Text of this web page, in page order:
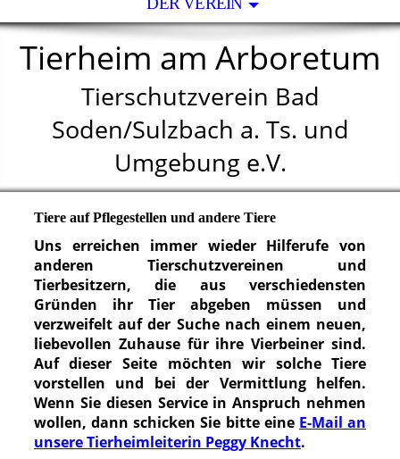
Tierheim am Arboretum
Tierschutzverein Bad
Soden/Sulzbach a. Ts. und
Umgebung e.V.
Tiere auf Pflegestellen und andere Tiere
Uns erreichen immer wieder Hilferufe von
anderen Tierschutzvereinen und
Tierbesitzern, die aus verschiedensten
Gründen ihr Tier abgeben müssen und
verzweifelt auf der Suche nach einem neuen,
liebevollen Zuhause für ihre Vierbeiner sind.
Auf dieser Seite möchten wir solche Tiere
vorstellen und bei der Vermittlung helfen.
Wenn Sie diesen Service in Anspruch nehmen
wollen, dann schicken Sie bitte eine E-Mail an
unsere Tierheimleiterin Peggy Knecht.